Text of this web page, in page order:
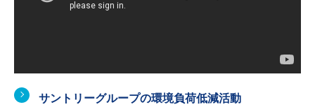
サントリーグループの環境負荷低減活動